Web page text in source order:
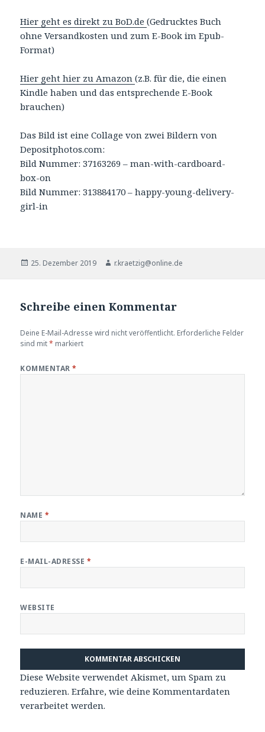
Hier geht es direkt zu BoD.de(Gedrucktes Buch
ohne Versandkosten und zum E-Book im Epub-
Format)
Hier geht hier zu Amazon(z.B. für die, die einen
Kindle haben und das entsprechende E-Book
brauchen)
Das Bild ist eine Collage von zwei Bildern von
Depositphotos.com:
Bild Nummer: 37163269 – man-with-cardboard-
box-on
Bild Nummer: 313884170 – happy-young-delivery-
girl-in
Veröffentlicht
25. Dezember 2019 Autor
r.kraetzig@online.de
Schreibe einen Kommentar
Deine E-Mail-Adresse wird nicht veröffentlicht. Erforderliche Felder
sind mit* markiert
KOMMENTAR*
NAME *
E-MAIL-ADRESSE *
WEBSITE
Diese Website verwendet Akismet, um Spam zu
reduzieren.Erfahre, wie deine Kommentardaten
verarbeitet werden.